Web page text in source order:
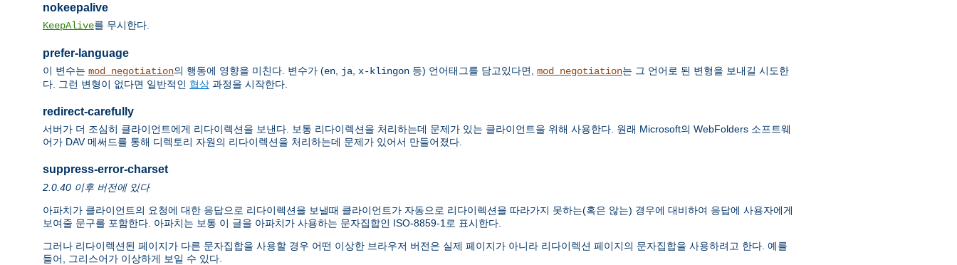
nokeepalive
KeepAlive를 무시한다.
prefer-language
이 변수는 mod_negotiation의 행동에 영향을 미친다. 변수가 (en ja x-klingon 등) 언어태그를 담고있다면, mod_negotiation는 그 언어로 된 변형을 보내길 시도한
다. 그런 변형이 없다면 일반적인 협상 과정을 시작한다.
redirect-carefully
서버가 더 조심히 클라이언트에게 리다이렉션을 보낸다. 보통 리다이렉션을 처리하는데 문제가 있는 클라이언트을 위해 사용한다. 원래 Microsoft의 WebFolders 소프트웨
어가 DAV 메써드를 통해 디렉토리 자원의 리다이렉션을 처리하는데 문제가 있어서 만들어졌다.
suppress-error-charset
2.0.40 이후 버전에 있다
아파치가 클라이언트의 요청에 대한 응답으로 리다이렉션을 보낼때 클라이언트가 자동으로 리다이렉션을 따라가지 못하는(혹은 않는) 경우에 대비하여 응답에 사용자에게
보여줄 문구를 포함한다. 아파치는 보통 이 글을 아파치가 사용하는 문자집합인 ISO-8859-1로 표시한다.
그러나 리다이렉션된 페이지가 다른 문자집합을 사용할 경우 어떤 이상한 브라우저 버전은 실제 페이지가 아니라 리다이렉션 페이지의 문자집합을 사용하려고 한다. 예를
들어, 그리스어가 이상하게 보일 수 있다.